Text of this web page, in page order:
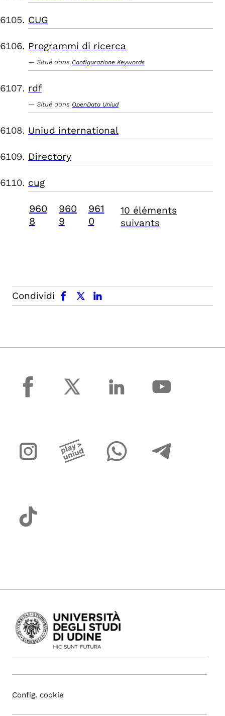
CUG
Programmi di ricerca
Situé dans Configurazione Keywords
rdf
Situé dans OpenData Uniud
Uniud international
Directory
cug
960
8
960
9
961
0
10 éléments
suivants
Condividi
facebook x.com linkedin
facebook
Config. cookie